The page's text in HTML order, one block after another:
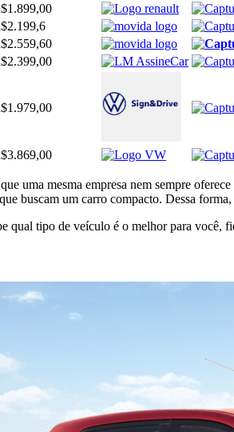
uma mesma empresa nem sempre
buscam um carro compacto. Dessa
qual tipo de veículo é o melhor para você,